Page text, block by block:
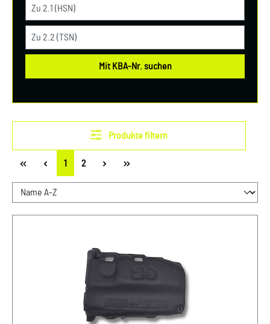
Mit KBA-Nr. suchen
Produkte filtern
Seite
1 Seite
2